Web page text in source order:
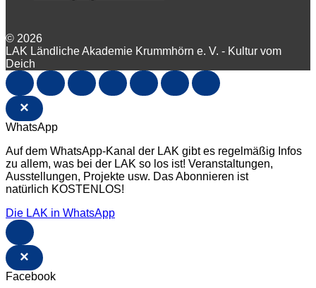
© 2026
LAK Ländliche Akademie Krummhörn e. V. - Kultur vom
Deich
×
WhatsApp
Auf dem WhatsApp-Kanal der LAK gibt es regelmäßig Infos
zu allem, was bei der LAK so los ist! Veranstaltungen,
Ausstellungen, Projekte usw. Das Abonnieren ist
natürlich KOSTENLOS!
Die LAK in WhatsApp
×
Facebook